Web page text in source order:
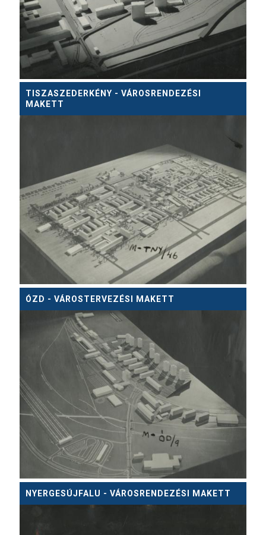
TISZASZEDERKÉNY - VÁROSRENDEZÉSI
MAKETT
ÓZD - VÁROSTERVEZÉSI MAKETT
NYERGESÚJFALU - VÁROSRENDEZÉSI MAKETT